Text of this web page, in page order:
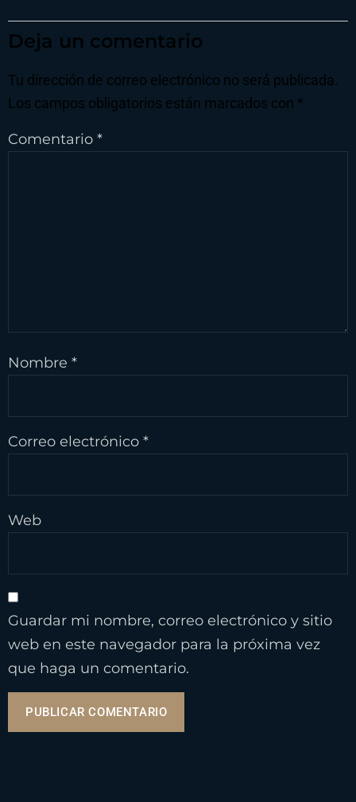
Deja un comentario
Tu dirección de correo electrónico no será publicada.
Los campos obligatorios están marcados con *
Comentario *
Nombre *
Correo electrónico *
Web
Guardar mi nombre, correo electrónico y sitio
web en este navegador para la próxima vez
que haga un comentario.